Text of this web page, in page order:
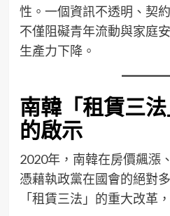
性。一個資訊不透明、契
不僅阻礙青年流動與家庭
生產力下降。
南韓「租賃三
的啟示
2020年，南韓在房價飆漲
憑藉執政黨在國會的絕對
「租賃三法」的重大改革